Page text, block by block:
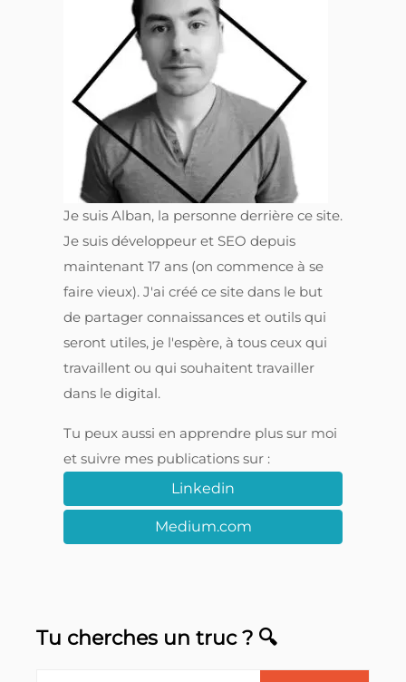
Je suis Alban, la personne derrière ce site.
Je suis développeur et SEO depuis
maintenant 17 ans (on commence à se
faire vieux). J'ai créé ce site dans le but
de partager connaissances et outils qui
seront utiles, je l'espère, à tous ceux qui
travaillent ou qui souhaitent travailler
dans le digital.
Tu peux aussi en apprendre plus sur moi
et suivre mes publications sur :
Linkedin
Medium.com
Tu cherches un truc ? 🔍